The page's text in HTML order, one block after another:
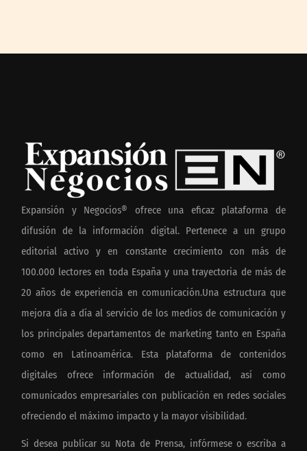
Expansión y Negocios® ofrece una eficaz plataforma de
difusión de la información digital. Pertenece a un grupo
editorial activo y en constante crecimiento con más de
100.000 lectores en toda España y una trayectoria de más de
20 años de experiencia en comunicación.Una estructura que
mejora día a día al servicio de los medios de comunicación y
los principales departamentos de marketing tanto en España
como en Latinoamérica. Esta plataforma de contenidos
digitales ofrece información de actualidad, así como
comunicados empresariales con publicación en redes sociales
ofreciendo el máximo impacto y la mayor visibilidad.
Si desea publicar su Nota de Prensa, infórmese o escriba a